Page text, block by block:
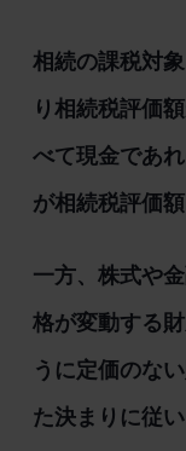
相続の課税対
り相続税評価
べて現金であ
が相続税評価
一方、株式や
格が変動する
うに定価のな
た決まりに従